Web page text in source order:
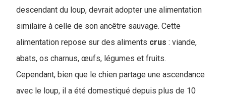
descendant du loup, devrait adopter une alimentation
similaire à celle de son ancêtre sauvage. Cette
alimentation repose sur des aliments crus : viande,
abats, os charnus, œufs, légumes et fruits.
Cependant, bien que le chien partage une ascendance
avec le loup, il a été domestiqué depuis plus de 10